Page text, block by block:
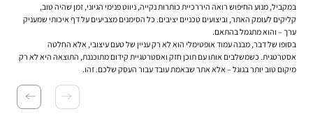
במקביל, מנוע החיפוש רואה היררכיית כותרות נקייה, ניווט פנימי הגיוני, זמן שהיה טוב,
קליקים לעומק האתר, וביצועים טכניים יציבים. כל הסימנים מצביעים על דף איכותי שמעניק
ערך – והוא מתגמל בהתאם.
בסופו של דבר, מבנה עמוד אופטימלי הוא לא רק עניין של טעם עיצובי, אלא החלטה
אסטרטגית. כשמשלבים אותו עם תוכן חזק ואסטרטגיית קידום מתוכננת, התוצאה היא לא רק
מיקום טוב יותר בגוגל – אלא אתר שבאמת עובד עבור העסק שלכם. זהו.